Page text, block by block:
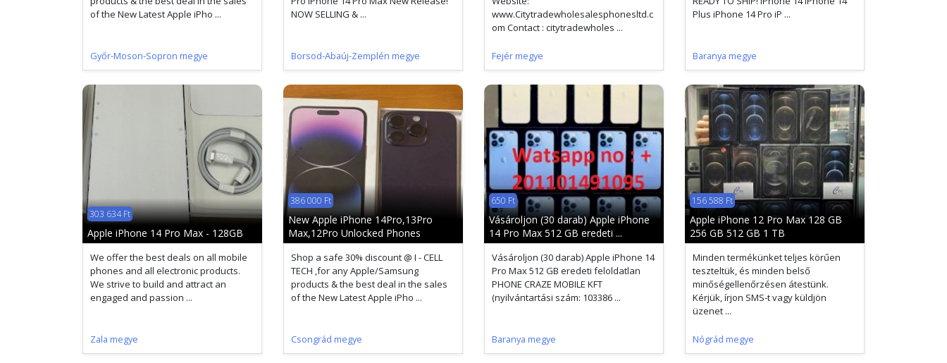
of the New Latest Apple iPho ...
Győr-Moson-Sopron megye
NOW SELLING & ...
Borsod-Abaúj-Zemplén megye
www.Citytradewholesalesphonesltd.c
om Contact : citytradewholes ...
Fejér megye
Plus iPhone 14 Pro iP ...
Baranya megye
303 634 Ft
Apple iPhone 14 Pro Max - 128GB
We offer the best deals on all mobile
phones and all electronic products.
We strive to build and attract an
engaged and passion ...
Zala megye
386 000 Ft
New Apple iPhone 14Pro,13Pro
Max,12Pro Unlocked Phones
Shop a safe 30% discount @ I - CELL
TECH ,for any Apple/Samsung
products & the best deal in the sales
of the New Latest Apple iPho ...
Csongrád megye
650 Ft
Vásároljon (30 darab) Apple iPhone
14 Pro Max 512 GB eredeti ...
Vásároljon (30 darab) Apple iPhone 14
Pro Max 512 GB eredeti feloldatlan
PHONE CRAZE MOBILE KFT
(nyilvántartási szám: 103386 ...
Baranya megye
156 588 Ft
Apple iPhone 12 Pro Max 128 GB
256 GB 512 GB 1 TB
Minden termékünket teljes körűen
teszteltük, és minden belső
minőségellenőrzésen átestünk.
Kérjük, írjon SMS-t vagy küldjön
üzenet ...
Nógrád megye